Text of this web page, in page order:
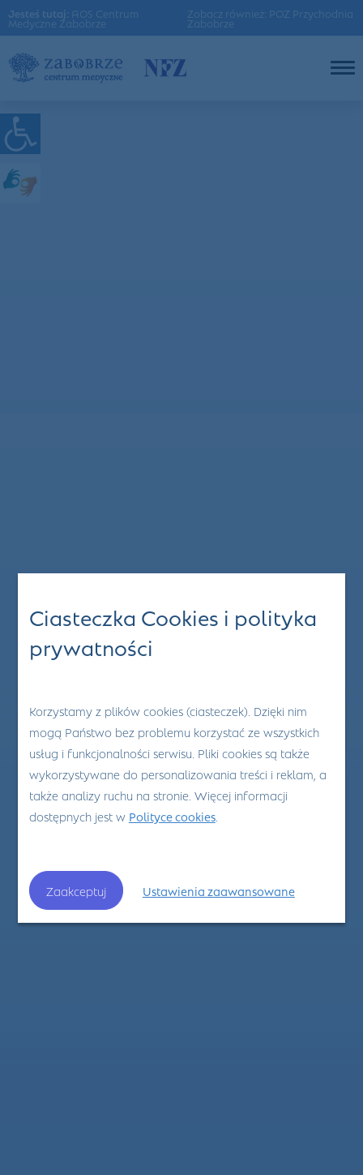
Jesteś tutaj: AOS Centrum
Medyczne Zabobrze
Zobacz również: POZ Przychodnia
Zabobrze
Ciasteczka Cookies i polityka
prywatności
Korzystamy z plików cookies (ciasteczek). Dzięki nim
mogą Państwo bez problemu korzystać ze wszystkich
usług i funkcjonalności serwisu. Pliki cookies są także
wykorzystywane do personalizowania treści i reklam, a
także analizy ruchu na stronie. Więcej informacji
dostępnych jest w Polityce cookies.
Zaakceptuj Ustawienia zaawansowane